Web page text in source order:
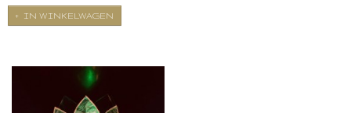
IN WINKELWAGEN